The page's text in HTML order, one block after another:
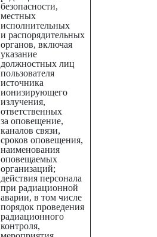
безопасности,
местных
исполнительных
и распорядительных
органов, включая
указание
должностных лиц
пользователя
источника
ионизирующего
излучения,
ответственных
за оповещение,
каналов связи,
сроков оповещения,
наименования
оповещаемых
организаций;
действия персонала
при радиационной
аварии, в том числе
порядок проведения
радиационного
контроля,